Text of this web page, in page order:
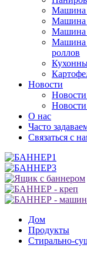
Машина
Машина
Машина
Машина
роллов
Новости
Новости
О нас
Часто
Связаться с
Дом
Продукты
Стирально-